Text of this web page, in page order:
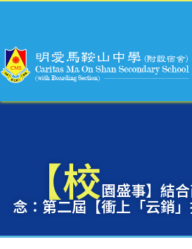
【校園盛事】結
念：第二屆【衝上「云銷